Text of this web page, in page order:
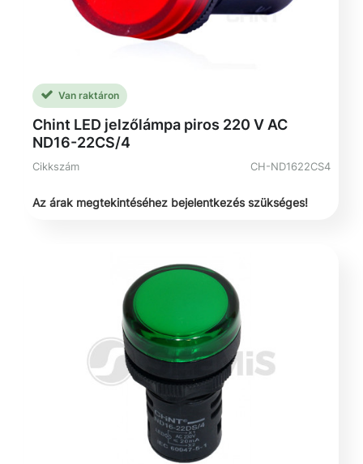
Van raktáron
Chint LED jelzőlámpa piros 220 V AC
ND16-22CS/4
Cikkszám CH-ND1622CS4
Az árak megtekintéséhez bejelentkezés szükséges!